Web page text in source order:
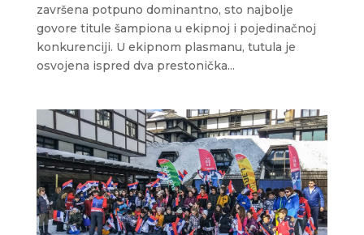
završena potpuno dominantno, sto najbolje
govore titule šampiona u ekipnoj i pojedinačnoj
konkurenciji. U ekipnom plasmanu, tutula je
osvojena ispred dva prestonička...